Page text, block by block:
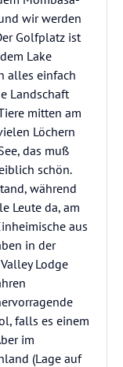
wir werden
Golfplatz ist
Lake
alles einfach
Landschaft
mitten am
Löchern
das muß
schön.
während
Leute da, am
aus
in der
Lodge
falls es einem
im
(Lage auf